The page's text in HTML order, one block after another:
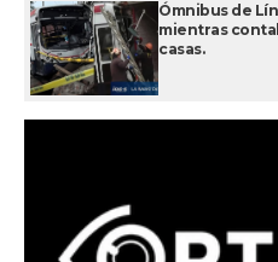
Ómnibus de
mientras
casas.